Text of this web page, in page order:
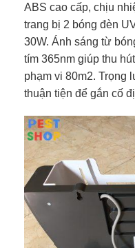
ABS cao cấp, chịu
trang bị 2 bóng đèn
30W. Ánh sáng từ
tím 365nm giúp thu
phạm vi 80m2. Trọng
thuận tiện để gắn cố